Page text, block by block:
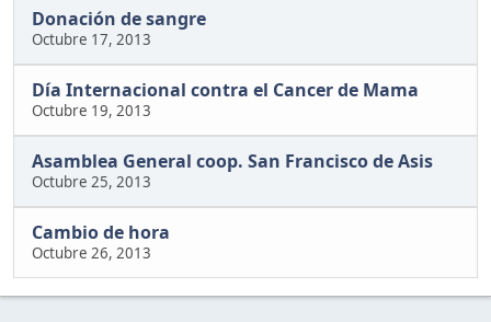
Donación de sangre
Octubre 17, 2013
Día Internacional contra el Cancer de Mama
Octubre 19, 2013
Asamblea General coop. San Francisco de Asis
Octubre 25, 2013
Cambio de hora
Octubre 26, 2013